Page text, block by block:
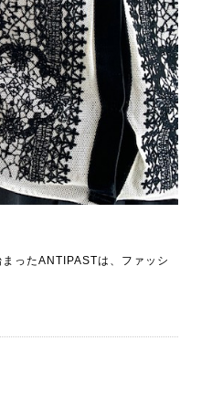
ったANTIPASTは、ファッシ